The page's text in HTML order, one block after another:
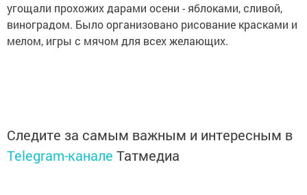
угощали прохожих дарами осени - яблоками, сливой,
виноградом. Было организовано рисование красками и
мелом, игры с мячом для всех желающих.
Следите за самым важным и интересным в
Telegram-канале Татмедиа